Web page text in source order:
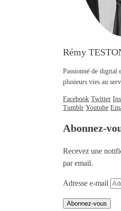
Rémy
Passionné de digital
plusieurs vies au
Facebook Twitter
Tumblr Youtube
Abonnez-
Recevez une
par email.
Adresse e-mail
Abonnez-vous